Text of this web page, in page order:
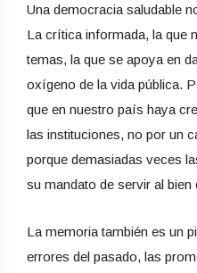
Una democracia saludable
La crítica informada, la que
temas, la que se apoya en
oxígeno de la vida pública.
que en nuestro país haya
las instituciones, no por un
porque demasiadas veces
su mandato de servir al bien
La memoria también es un
errores del pasado, las